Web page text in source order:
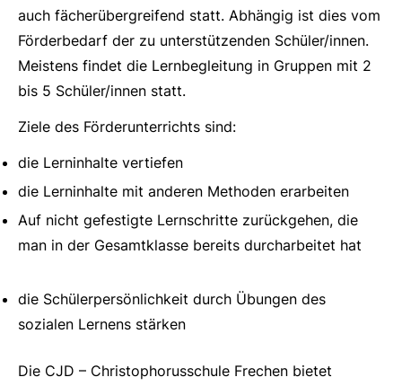
auch fächerübergreifend statt. Abhängig ist dies vom
Förderbedarf der zu unterstützenden Schüler/innen.
Meistens findet die Lernbegleitung in Gruppen mit 2
bis 5 Schüler/innen statt.
Ziele des Förderunterrichts sind:
die Lerninhalte vertiefen
die Lerninhalte mit anderen Methoden erarbeiten
Auf nicht gefestigte Lernschritte zurückgehen, die
man in der Gesamtklasse bereits durcharbeitet hat
die Schülerpersönlichkeit durch Übungen des
sozialen Lernens stärken
Die CJD – Christophorusschule Frechen bietet